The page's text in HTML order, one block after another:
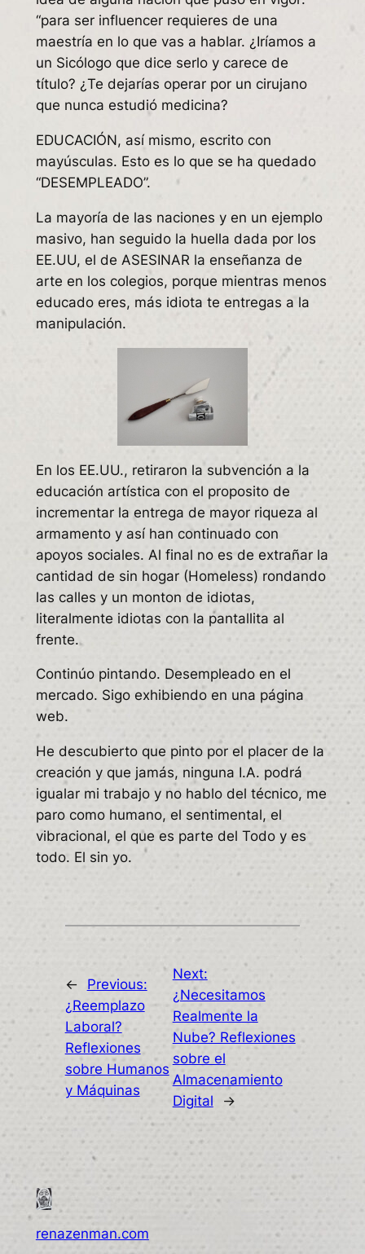
“para ser influencer requieres de una
maestría en lo que vas a hablar. ¿Iríamos a
un Sicólogo que dice serlo y carece de
título? ¿Te dejarías operar por un cirujano
que nunca estudió medicina?
EDUCACIÓN, así mismo, escrito con
mayúsculas. Esto es lo que se ha quedado
“DESEMPLEADO”.
La mayoría de las naciones y en un ejemplo
masivo, han seguido la huella dada por los
EE.UU, el de ASESINAR la enseñanza de
arte en los colegios, porque mientras menos
educado eres, más idiota te entregas a la
manipulación.
En los EE.UU., retiraron la subvención a la
educación artística con el proposito de
incrementar la entrega de mayor riqueza al
armamento y así han continuado con
apoyos sociales. Al final no es de extrañar la
cantidad de sin hogar (Homeless) rondando
las calles y un monton de idiotas,
literalmente idiotas con la pantallita al
frente.
Continúo pintando. Desempleado en el
mercado. Sigo exhibiendo en una página
web.
He descubierto que pinto por el placer de la
creación y que jamás, ninguna I.A. podrá
igualar mi trabajo y no hablo del técnico, me
paro como humano, el sentimental, el
vibracional, el que es parte del Todo y es
todo. El sin yo.
←
Previous:
¿Reemplazo
Laboral?
Reflexiones
sobre Humanos
y Máquinas
Next:
¿Necesitamos
Realmente la
Nube? Reflexiones
sobre el
Almacenamiento
Digital
→
renazenman.com